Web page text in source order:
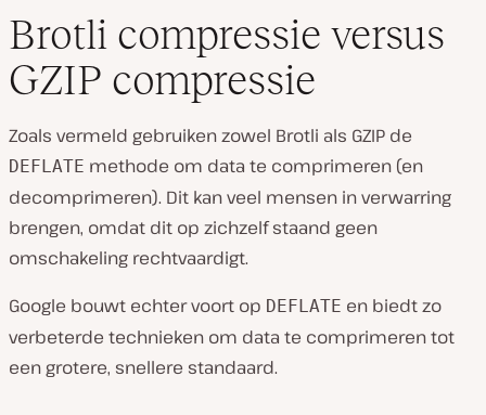
Brotli compressie versus
GZIP compressie
Zoals vermeld gebruiken zowel Brotli als GZIP de
DEFLATE methode om data te comprimeren (en
decomprimeren). Dit kan veel mensen in verwarring
brengen, omdat dit op zichzelf staand geen
omschakeling rechtvaardigt.
Google bouwt echter voort op DEFLATE en biedt zo
verbeterde technieken om data te comprimeren tot
een grotere, snellere standaard.